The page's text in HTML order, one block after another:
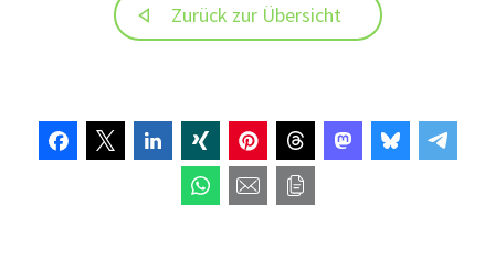
Zurück zur Übersicht